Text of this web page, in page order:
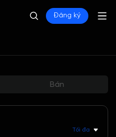
Đăng ký
Bán
Tối đa